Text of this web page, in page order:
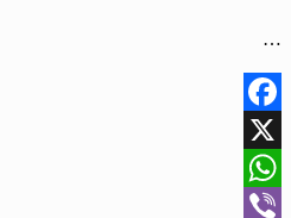
…
Facebook
X
WhatsApp